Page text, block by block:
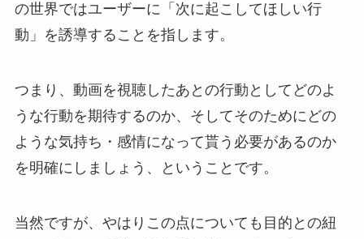
の世界ではユーザーに「次に起こしてほしい行
動」を誘導することを指します。
つまり、動画を視聴したあとの行動としてどのよ
うな行動を期待するのか、そしてそのためにどの
ような気持ち・感情になって貰う必要があるのか
を明確にしましょう、ということです。
当然ですが、やはりこの点についても目的との紐